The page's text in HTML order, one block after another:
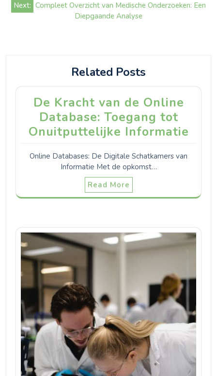
Next: Compleet Overzicht van Medische Onderzoeken: Een
Diepgaande Analyse
Related Posts
De Kracht van de Online
Database: Toegang tot
Onuitputtelijke Informatie
Online Databases: De Digitale Schatkamers van
Informatie Met de opkomst…
Read More